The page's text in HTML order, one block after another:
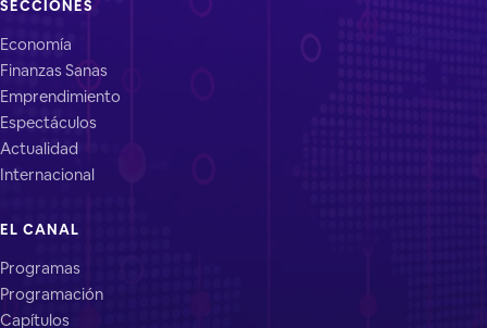
SECCIONES
Economía
Finanzas Sanas
Emprendimiento
Espectáculos
Actualidad
Internacional
EL CANAL
Programas
Programación
Capítulos